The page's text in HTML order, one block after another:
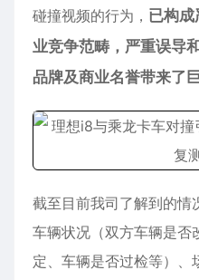
碰撞视频的行为， 已构
业竞争范畴，严重误导
品牌及商业名誉带来了
截至目前我司了解到的情
车辆状况（双方车辆是否
定、车辆是否过检等）、